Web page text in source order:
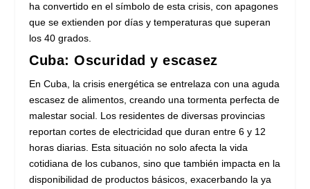
ha convertido en el símbolo de esta crisis, con apagones
que se extienden por días y temperaturas que superan
los 40 grados.
Cuba: Oscuridad y escasez
En Cuba, la crisis energética se entrelaza con una aguda
escasez de alimentos, creando una tormenta perfecta de
malestar social. Los residentes de diversas provincias
reportan cortes de electricidad que duran entre 6 y 12
horas diarias. Esta situación no solo afecta la vida
cotidiana de los cubanos, sino que también impacta en la
disponibilidad de productos básicos, exacerbando la ya